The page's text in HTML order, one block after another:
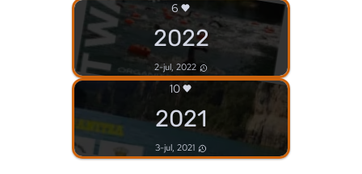
6
2022
2-jul, 2022
10
2021
3-jul, 2021